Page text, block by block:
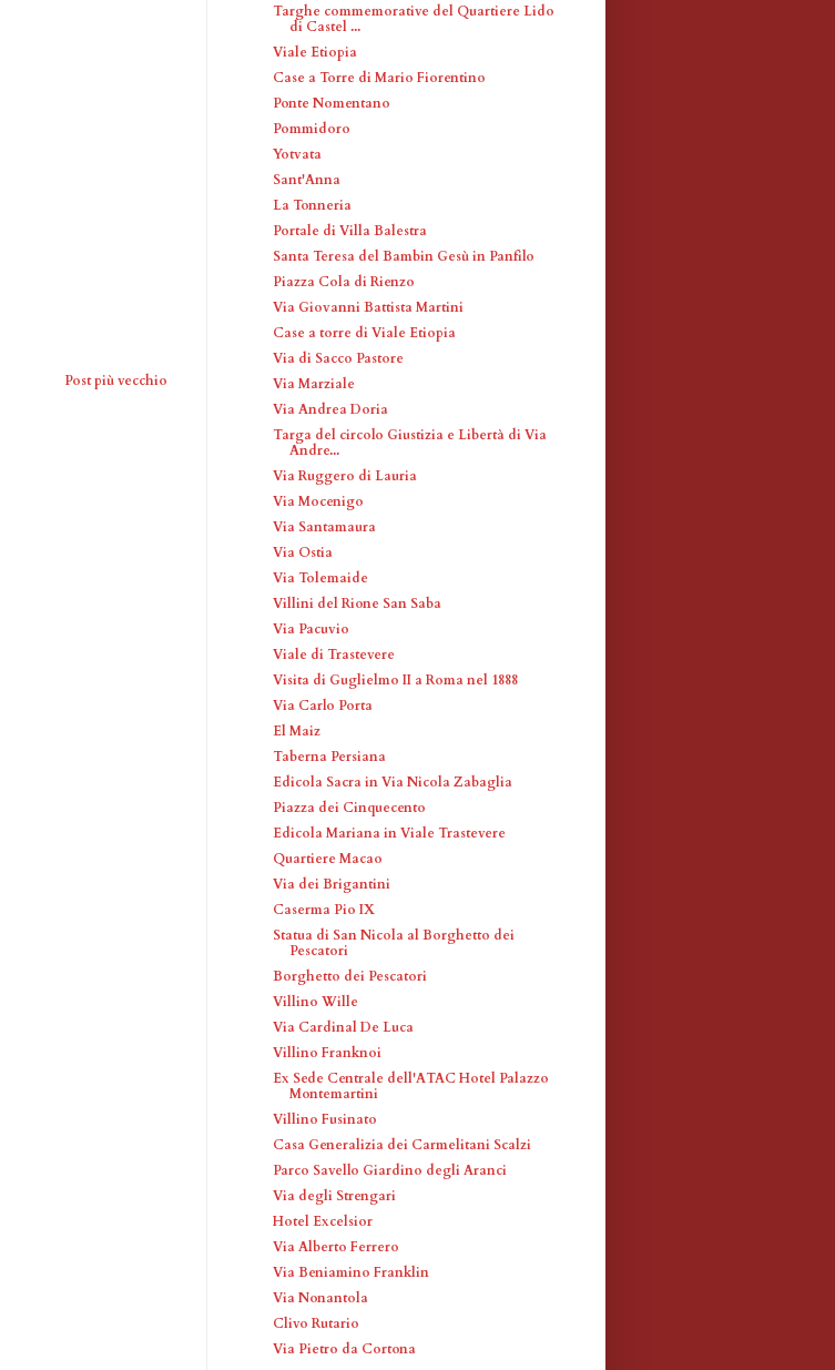
Post più vecchio
Targhe commemorative del Quartiere Lido
di Castel ...
Viale Etiopia
Case a Torre di Mario Fiorentino
Ponte Nomentano
Pommidoro
Yotvata
Sant'Anna
La Tonneria
Portale di Villa Balestra
Santa Teresa del Bambin Gesù in Panfilo
Piazza Cola di Rienzo
Via Giovanni Battista Martini
Case a torre di Viale Etiopia
Via di Sacco Pastore
Via Marziale
Via Andrea Doria
Targa del circolo Giustizia e Libertà di Via
Andre...
Via Ruggero di Lauria
Via Mocenigo
Via Santamaura
Via Ostia
Via Tolemaide
Villini del Rione San Saba
Via Pacuvio
Viale di Trastevere
Visita di Guglielmo II a Roma nel 1888
Via Carlo Porta
El Maiz
Taberna Persiana
Edicola Sacra in Via Nicola Zabaglia
Piazza dei Cinquecento
Edicola Mariana in Viale Trastevere
Quartiere Macao
Via dei Brigantini
Caserma Pio IX
Statua di San Nicola al Borghetto dei
Pescatori
Borghetto dei Pescatori
Villino Wille
Via Cardinal De Luca
Villino Franknoi
Ex Sede Centrale dell'ATAC Hotel Palazzo
Montemartini
Villino Fusinato
Casa Generalizia dei Carmelitani Scalzi
Parco Savello Giardino degli Aranci
Via degli Strengari
Hotel Excelsior
Via Alberto Ferrero
Via Beniamino Franklin
Via Nonantola
Clivo Rutario
Via Pietro da Cortona